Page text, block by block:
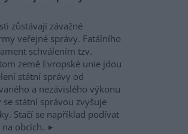
zůstávají závažné
veřejné správy. Fatálního
schválením tzv.
země Evropské unie jdou
státní správy od
a nezávislého výkonu
státní správou zvyšuje
Stačí se například podívat
obcích.